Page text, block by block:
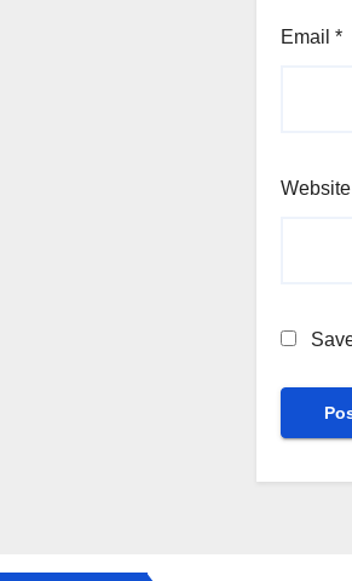
Email *
Website